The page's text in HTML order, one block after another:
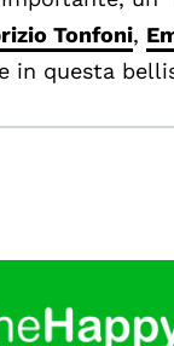
Tonfoni,
in questa